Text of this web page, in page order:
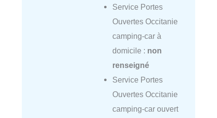
Service Portes
Ouvertes Occitanie
camping-car à
domicile : non
renseigné
Service Portes
Ouvertes Occitanie
camping-car ouvert